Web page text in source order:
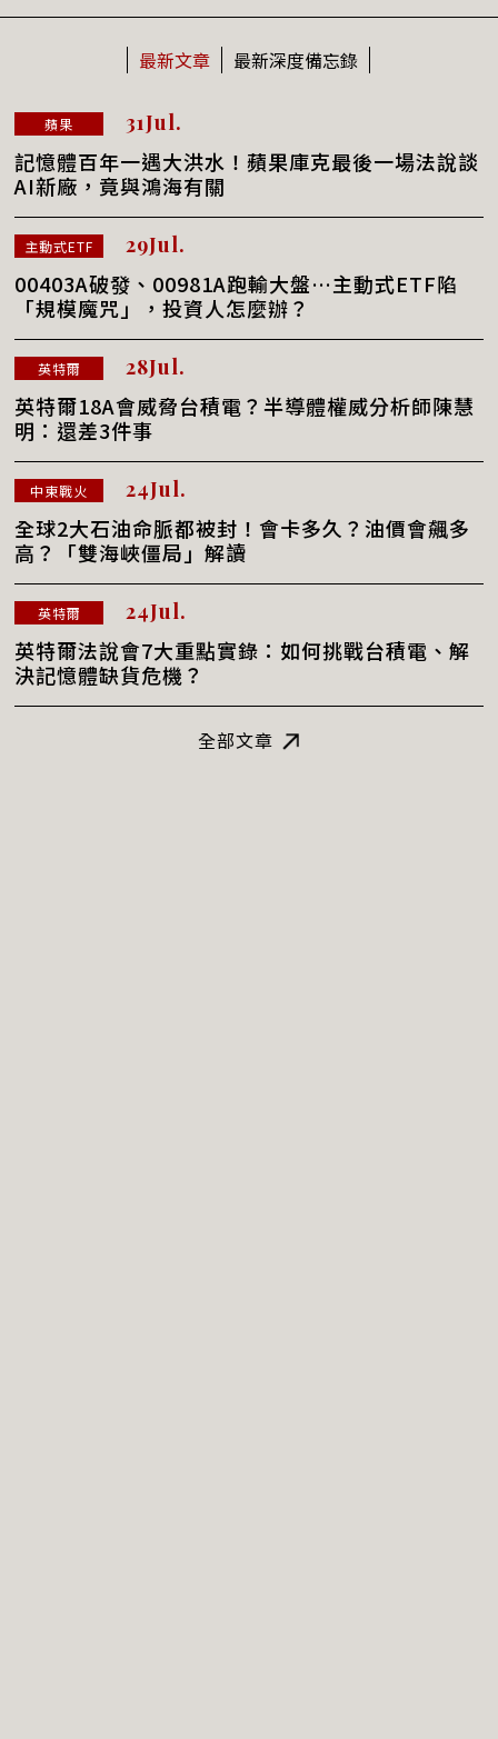
最新文章 最新深度備忘錄
31Jul.
蘋果
記憶體百年一遇大洪水！蘋果庫克最後一場法說談
AI新廠，竟與鴻海有關
29Jul.
主動式ETF
00403A破發、00981A跑輸大盤…主動式ETF陷
「規模魔咒」，投資人怎麼辦？
28Jul.
英特爾
英特爾18A會威脅台積電？半導體權威分析師陳慧
明：還差3件事
24Jul.
中東戰火
全球2大石油命脈都被封！會卡多久？油價會飆多
高？「雙海峽僵局」解讀
24Jul.
英特爾
英特爾法說會7大重點實錄：如何挑戰台積電、解
決記憶體缺貨危機？
全部文章